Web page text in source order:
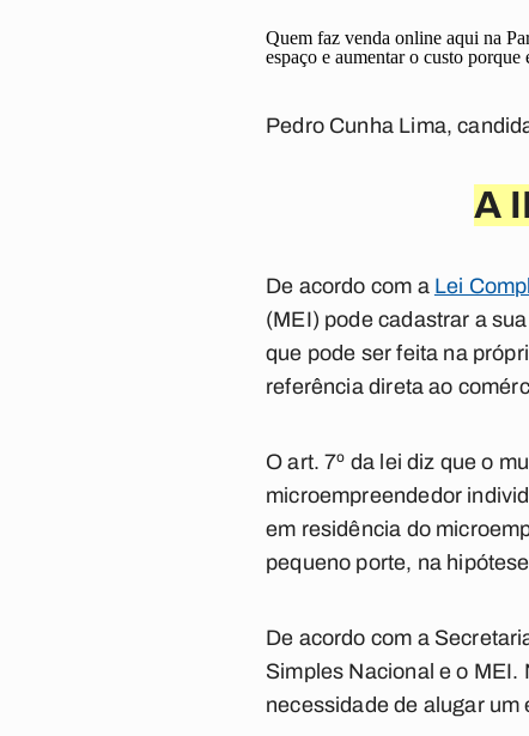
Quem faz venda online aqui na
espaço e aumentar o custo
Pedro Cunha Lima,
A
De acordo com a Lei
(MEI) pode cadastrar a
que pode ser feita na
referência direta ao
O art. 7º da lei diz que o
microempreendedor
em residência do
pequeno porte, na
De acordo com a
Simples Nacional e o
necessidade de alugar